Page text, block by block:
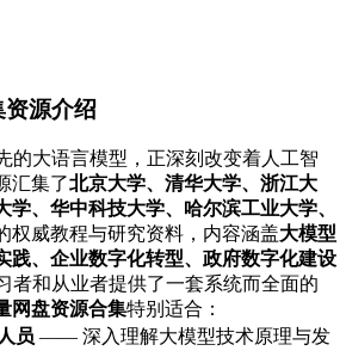
资源介绍
的大语言模型，正深刻改变着人工智
汇集了北京大学、清华大学、浙江大
学、华中科技大学、哈尔滨工业大学、
权威教程与研究资料，内容涵盖大模型
践、企业数字化转型、政府数字化建设
者和从业者提供了一套系统而全面的
网盘资源合集特别适合：
员 —— 深入理解大模型技术原理与发